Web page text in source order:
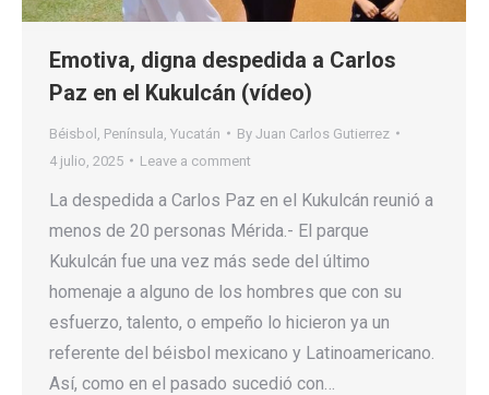
Emotiva, digna despedida a Carlos
Paz en el Kukulcán (vídeo)
Béisbol Península Yucatán By Juan Carlos Gutierrez
4 julio, 2025
Leave a comment
La despedida a Carlos Paz en el Kukulcán reunió a
menos de 20 personas Mérida.- El parque
Kukulcán fue una vez más sede del último
homenaje a alguno de los hombres que con su
esfuerzo, talento, o empeño lo hicieron ya un
referente del béisbol mexicano y Latinoamericano.
Así, como en el pasado sucedió con…